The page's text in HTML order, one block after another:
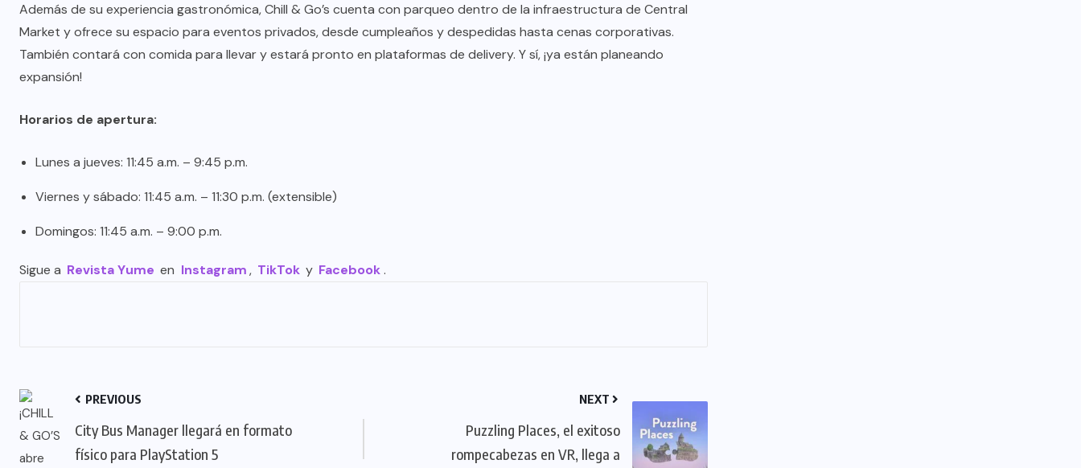
Además de su experiencia gastronómica, Chill & Go’s cuenta con parqueo dentro de la infraestructura de Central
Market y ofrece su espacio para eventos privados, desde cumpleaños y despedidas hasta cenas corporativas.
También contará con comida para llevar y estará pronto en plataformas de delivery. Y sí, ¡ya están planeando
expansión!
Horarios de apertura:
Lunes a jueves: 11:45 a.m. – 9:45 p.m.
Viernes y sábado: 11:45 a.m. – 11:30 p.m. (extensible)
Domingos: 11:45 a.m. – 9:00 p.m.
Sigue a Revista Yume en Instagram, TikTok y Facebook.
PREVIOUS
City Bus Manager llegará en formato
físico para PlayStation 5
NEXT
Puzzling Places, el exitoso
rompecabezas en VR, llega a